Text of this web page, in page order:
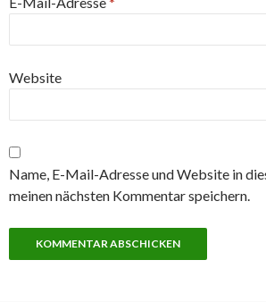
Website
Name, E-Mail-Adresse und Website in
meinen nächsten Kommentar speichern.